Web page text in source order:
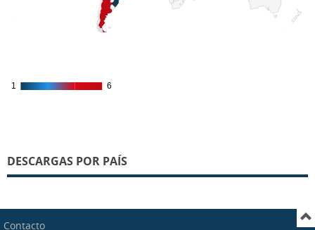
1
1 6
6
DESCARGAS POR PAÍS
Contacto